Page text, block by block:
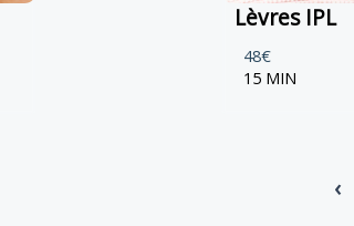
Lèvres IPL
48€
15 MIN
‹